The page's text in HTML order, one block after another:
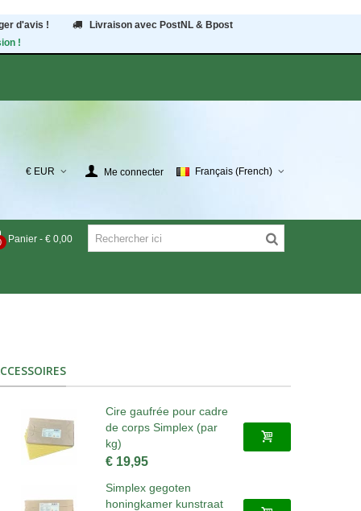
d'avis !
Livraison avec PostNL & Bpost
!
€ EUR Me connecter Français (French)
Panier - € 0,00
Cire gaufrée pour cadre
de corps Simplex (par
kg)
€ 19,95
Simplex gegoten
honingkamer kunstraat